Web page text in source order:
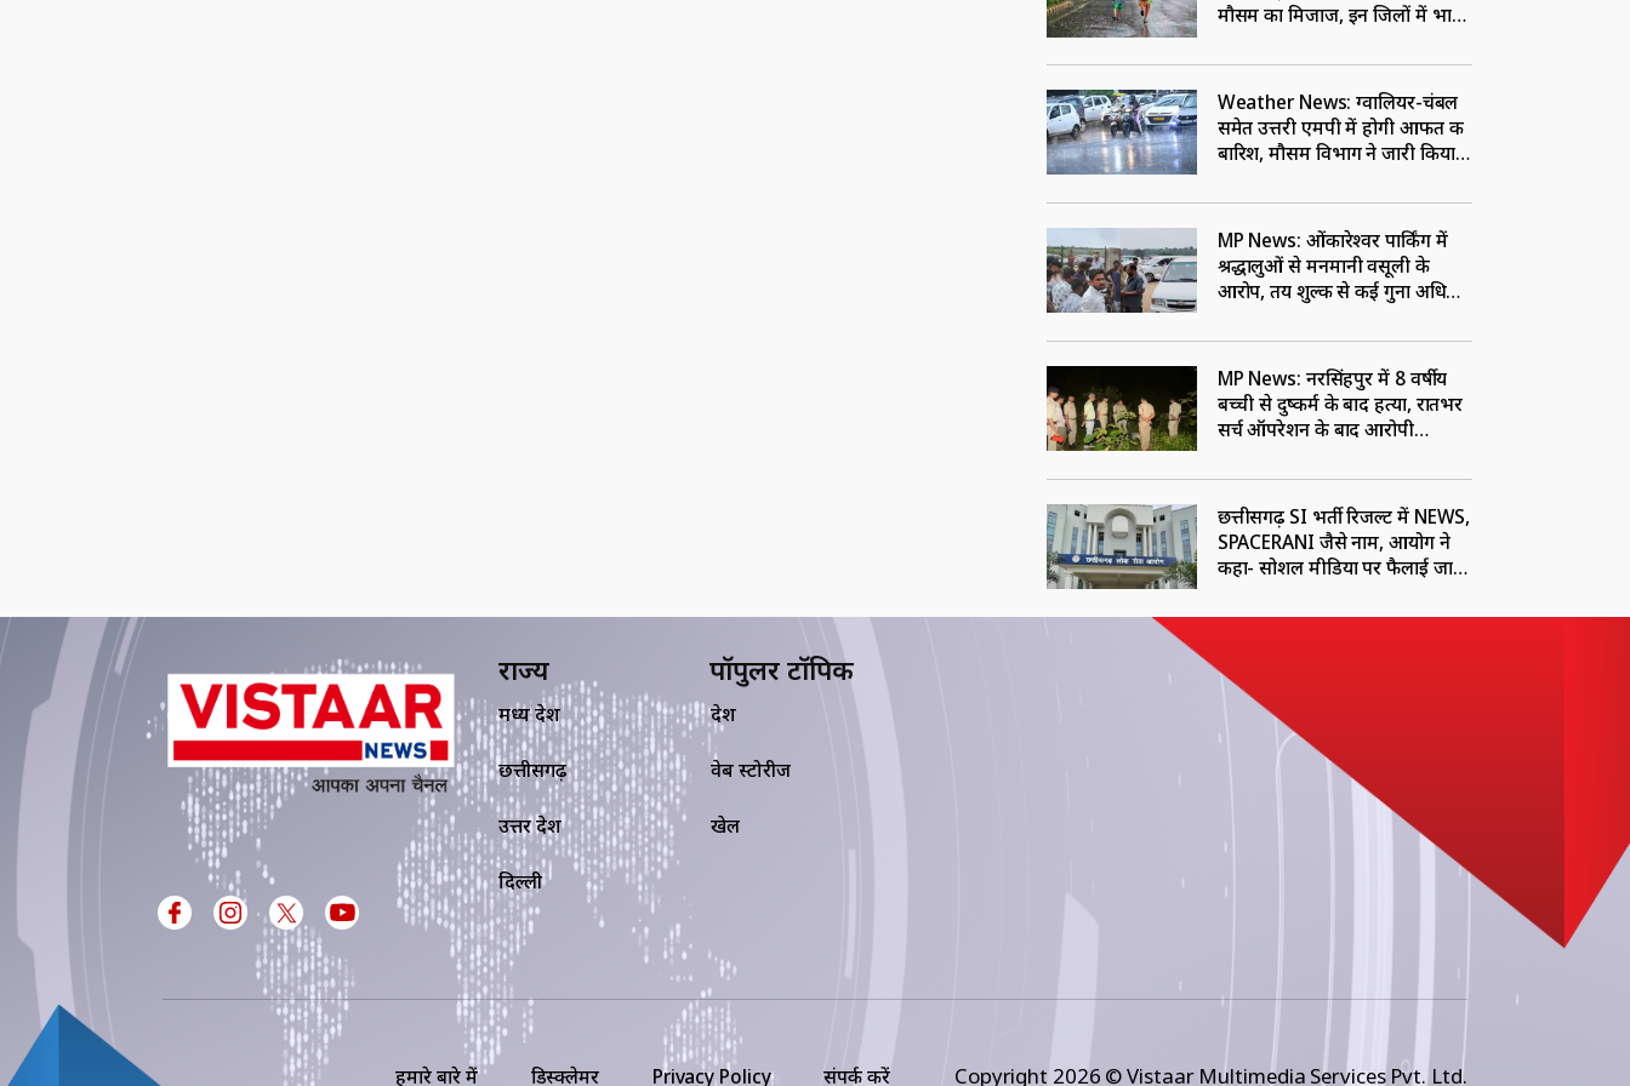
मौसम का मिजाज, इन जिलों में भारी
Weather News: ग्वालियर-चंबल
समेत उत्तरी एमपी में होगी आफत की
बारिश, मौसम विभाग ने जारी किया
MP News: ओंकारेश्वर पार्किंग में
श्रद्धालुओं से मनमानी वसूली के
आरोप, तय शुल्क से कई गुना अधिक
MP News: नरसिंहपुर में 8 वर्षीय
बच्ची से दुष्कर्म के बाद हत्या, रातभर
सर्च ऑपरेशन के बाद आरोपी
छत्तीसगढ़ SI भर्ती रिजल्ट में NEWS,
SPACERANI जैसे नाम, आयोग ने
कहा- सोशल मीडिया पर फैलाई जा
राज्य
मध्य प्रदेश
छत्तीसगढ़
उत्तर प्रदेश
दिल्ली
पॉपुलर टॉपिक
देश
वेब स्टोरीज
खेल
हमारे बारे में डिस्क्लेमर Privacy Policy संपर्क करें Copyright 2026 © Vistaar Multimedia Services Pvt. Ltd.